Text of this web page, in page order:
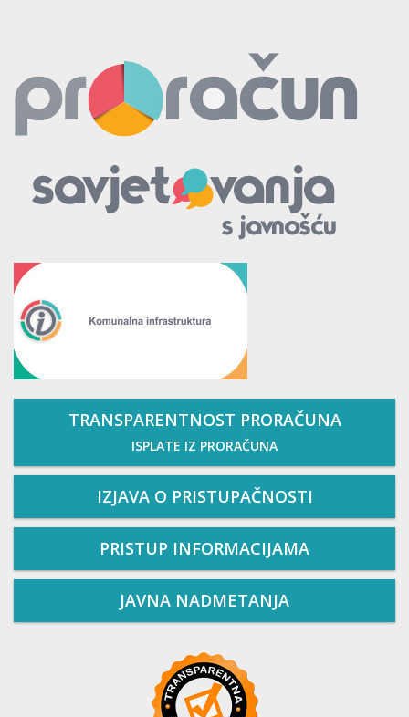
TRANSPARENTNOST PRORAČUNA
ISPLATE IZ PRORAČUNA
IZJAVA O PRISTUPAČNOSTI
PRISTUP INFORMACIJAMA
JAVNA NADMETANJA